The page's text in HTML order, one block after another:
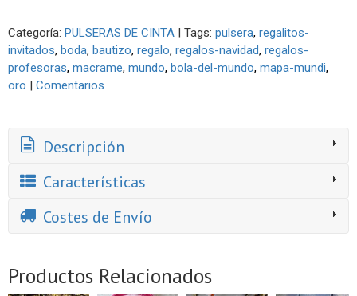
Categoría: PULSERAS DE CINTA | Tags: pulsera regalitos-
invitados boda bautizo regalo regalos-navidad regalos-
profesoras macrame mundo bola-del-mundo mapa-mundi
oro | Comentarios
Descripción
Características
Costes de Envío
Productos Relacionados